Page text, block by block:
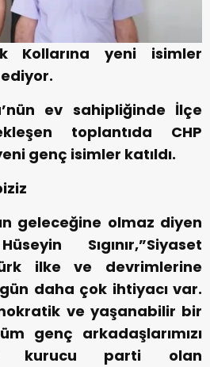
Kollarına yeni isimler
ev sahipliğinde İlçe
toplantıda CHP
genç isimler katıldı.
geleceğine olmaz diyen
Sıgınır,”Siyaset
ilke ve devrimlerine
daha çok ihtiyacı var.
ve yaşanabilir bir
genç arkadaşlarımızı
kurucu parti olan